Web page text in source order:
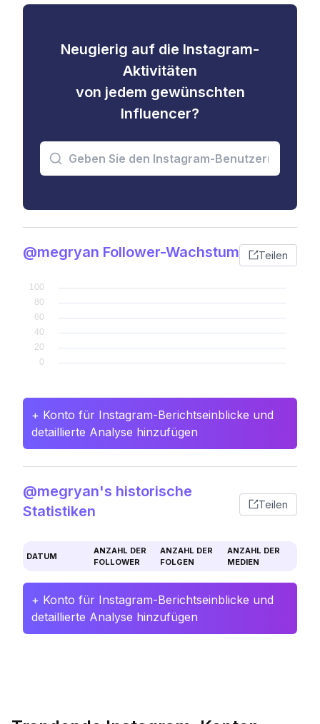
Neugierig auf die Instagram-
Aktivitäten
von jedem gewünschten
Influencer?
@megryan Follower-Wachstum Teilen
+ Konto für Instagram-Berichtseinblicke und
detaillierte Analyse hinzufügen
@megryan's historische
Statistiken
Teilen
DATUM
ANZAHL DER
FOLLOWER
ANZAHL DER
FOLGEN
ANZAHL DER
MEDIEN
+ Konto für Instagram-Berichtseinblicke und
detaillierte Analyse hinzufügen